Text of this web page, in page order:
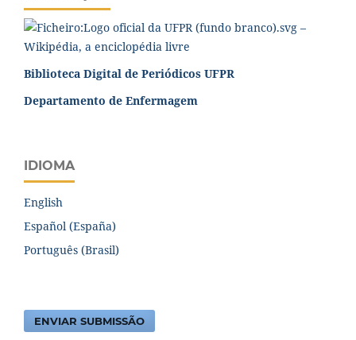
Biblioteca Digital de Periódicos UFPR
Departamento de Enfermagem
IDIOMA
English
Español (España)
Português (Brasil)
ENVIAR SUBMISSÃO